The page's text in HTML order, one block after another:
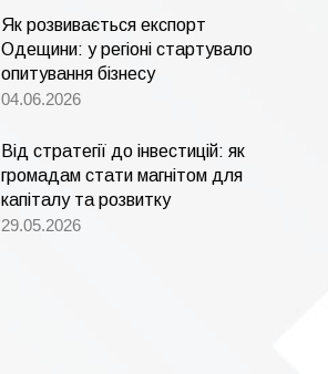
Як розвивається експорт
Одещини: у регіоні стартувало
опитування бізнесу
04.06.2026
Від стратегії до інвестицій: як
громадам стати магнітом для
капіталу та розвитку
29.05.2026